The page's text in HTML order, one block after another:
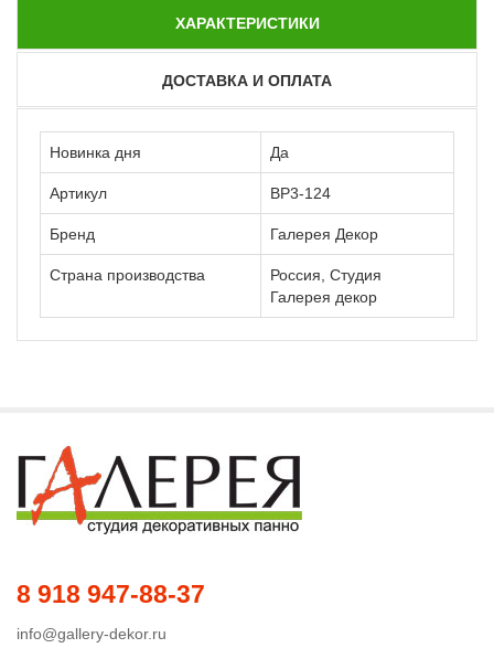
ХАРАКТЕРИСТИКИ
ДОСТАВКА И ОПЛАТА
Новинка дня Да
Артикул ВР3-124
Бренд Галерея Декор
Страна производства
Россия, Студия
Галерея декор
8 918 947-88-37
info@gallery-dekor.ru